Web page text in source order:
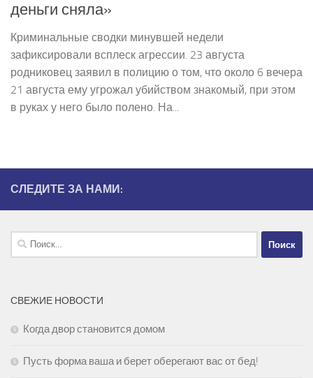
деньги сняла»
Криминальные сводки минувшей недели
зафиксировали всплеск агрессии. 23 августа
родниковец заявил в полицию о том, что около 6 вечера
21 августа ему угрожал убийством знакомый, при этом
в руках у него было полено. На...
СЛЕДИТЕ ЗА НАМИ:
Найти:
СВЕЖИЕ НОВОСТИ
Когда двор становится домом
Пусть форма ваша и берет оберегают вас от бед!